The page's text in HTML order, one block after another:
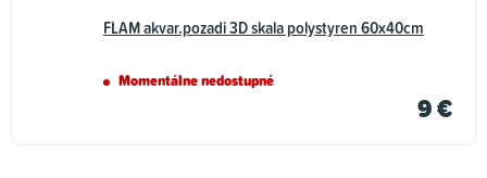
FLAM akvar.pozadi 3D skala polystyren 60x40cm
Momentálne nedostupné
9 €